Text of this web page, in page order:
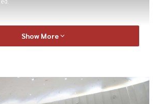
0
Article Rating
Show More